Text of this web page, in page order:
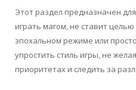
Этот раздел предназначен
играть магом, не ставит
эпохальном режиме или
упростить стиль игры, не
приоритетах и следить за